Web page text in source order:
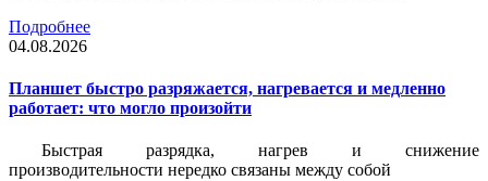
Подробнее
04.08.2026
Планшет быстро разряжается, нагревается и медленно
работает: что могло произойти
Быстрая разрядка, нагрев и снижение
производительности нередко связаны между собой